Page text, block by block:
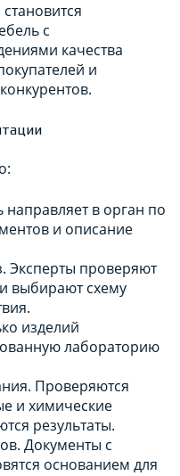
с
качества
и
направляет в орган по
и описание
Эксперты проверяют
выбирают схему
изделий
лабораторию
Проверяются
и химические
результаты.
Документы с
основанием для